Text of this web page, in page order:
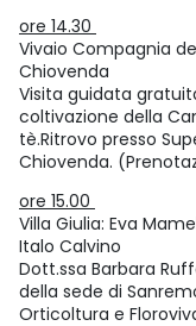
ore 14.30
Vivaio Compagnia
Chiovenda
Visita guidata
coltivazione della
tè.Ritrovo presso
Chiovenda.
ore 15.00
Villa Giulia: Eva
Italo Calvino
Dott.ssa Barbara
della sede di
Orticoltura e